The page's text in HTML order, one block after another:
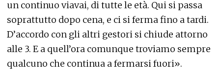
un continuo viavai, di tutte le età. Qui si passa
soprattutto dopo cena, e ci si ferma fino a tardi.
D’accordo con gli altri gestori si chiude attorno
alle 3. E a quell’ora comunque troviamo sempre
qualcuno che continua a fermarsi fuori».